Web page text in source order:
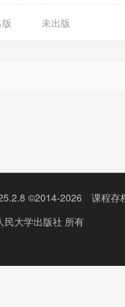
未出版
©2014-2026
课程存
民大学出版社 所有